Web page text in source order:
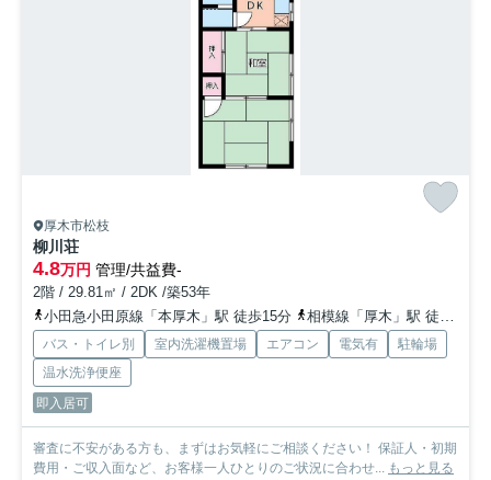
厚木市松枝
柳川荘
4.8万円 管理/共益費-
2階 / 29.81㎡ / 2DK /築53年
小田急小田原線「本厚木」駅 徒歩15分
相模線「厚木」駅 徒歩30分
バス・トイレ別 室内洗濯機置場 エアコン 電気有
駐輪場
温水洗浄便座
即入居可
審査に不安がある方も、まずはお気軽にご相談ください！ 保証人・初期
費用・ご収入面など、お客様一人ひとりのご状況に合わせ... もっと見る